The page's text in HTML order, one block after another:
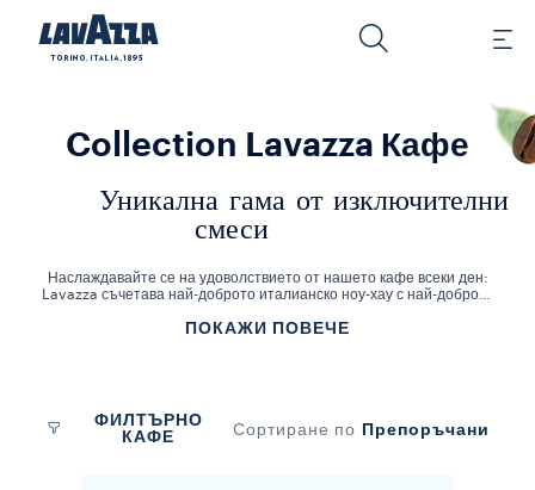
Collection Lavazza Кафе
Уникална гама от изключителни
смеси
Наслаждавайте се на удоволствието от нашето кафе всеки ден:
Lavazza съчетава най-доброто италианско ноу-хау с най-доброто
по който искате и отдайте почит на италианския начин на живот!
от 120 години, за да създаде най-добрите блендове кафе на
зърна, събирани от цял свят: ние обичаме кафето и му отдаваме
заслуженото чрез иновация и устойчивост. Открийте богатата,
ПОКАЖИ ПОВЕЧЕ
ФИЛТЪРНО
КАФЕ
Сортиране по Препоръчани